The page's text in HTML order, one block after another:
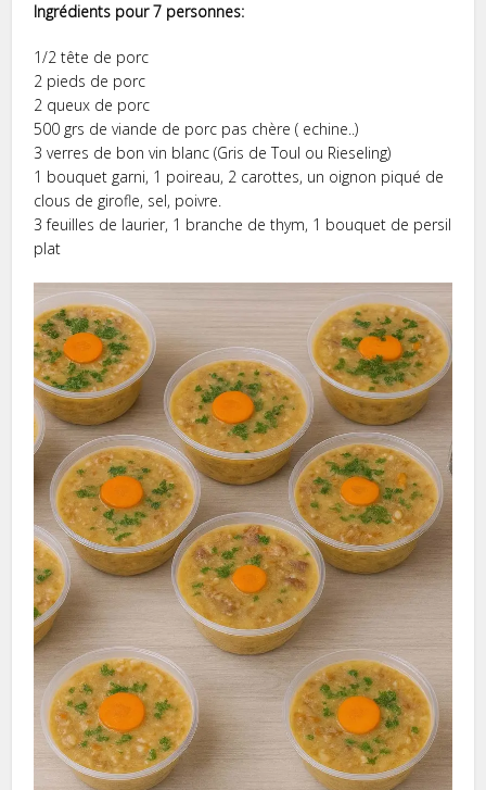
Ingrédients pour 7 personnes:
1/2 tête de porc
2 pieds de porc
2 queux de porc
500 grs de viande de porc pas chère ( echine..)
3 verres de bon vin blanc (Gris de Toul ou Rieseling)
1 bouquet garni, 1 poireau, 2 carottes, un oignon piqué de
clous de girofle, sel, poivre.
3 feuilles de laurier, 1 branche de thym, 1 bouquet de persil
plat